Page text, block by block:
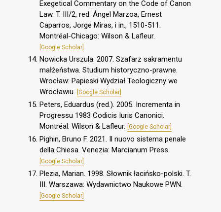
Exegetical Commentary on the Code of Canon
Law. T. III/2, red. Ángel Marzoa, Ernest
Caparros, Jorge Miras, i in., 1510-511.
Montréal-Chicago: Wilson & Lafleur.
[Google Scholar]
Nowicka Urszula. 2007. Szafarz sakramentu
małżeństwa. Studium historyczno-prawne.
Wrocław: Papieski Wydział Teologiczny we
Wrocławiu. [Google Scholar]
Peters, Eduardus (red.). 2005. Incrementa in
Progressu 1983 Codicis Iuris Canonici.
Montréal: Wilson & Lafleur. [Google Scholar]
Pighin, Bruno F. 2021. Il nuovo sistema penale
della Chiesa. Venezia: Marcianum Press.
[Google Scholar]
Plezia, Marian. 1998. Słownik łacińsko-polski. T.
III. Warszawa: Wydawnictwo Naukowe PWN.
[Google Scholar]